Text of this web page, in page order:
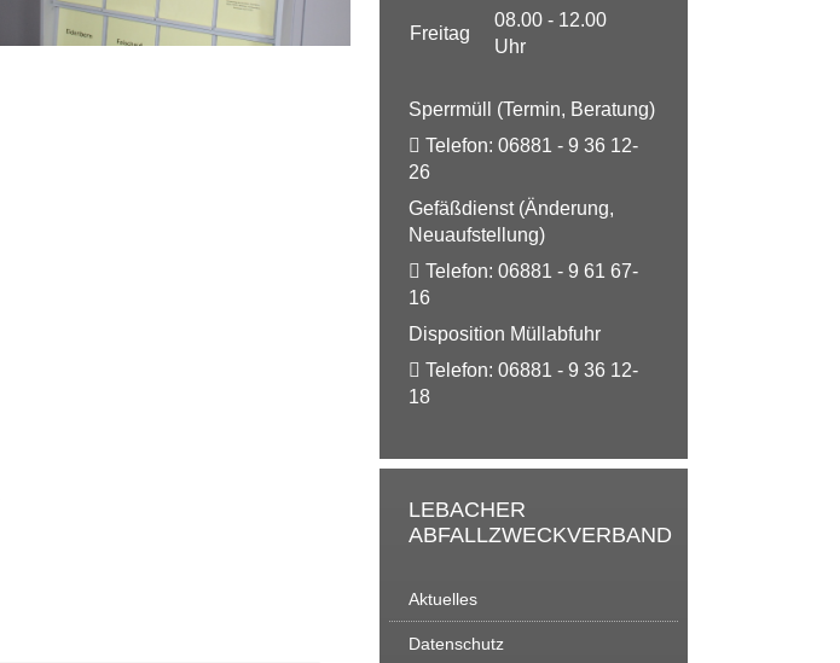
Freitag
08.00 - 12.00
Uhr
Sperrmüll (Termin, Beratung)
Telefon: 06881 - 9 36 12-
26
Gefäßdienst (Änderung,
Neuaufstellung)
Telefon: 06881 - 9 61 67-
16
Disposition Müllabfuhr
Telefon: 06881 - 9 36 12-
18
LEBACHER
ABFALLZWECKVERBAND
Aktuelles
Datenschutz